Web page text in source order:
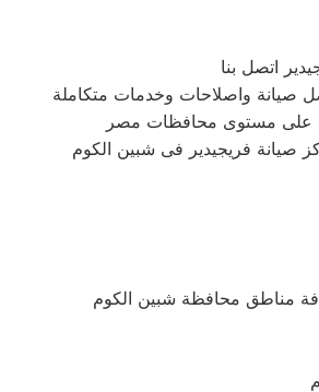
صيانة واصلاحات وخدمات متكاملة
على مستوى محافظات مصر
صيانة فريجيدير فى شبين الكوم
مناطق محافظة شبين الكوم